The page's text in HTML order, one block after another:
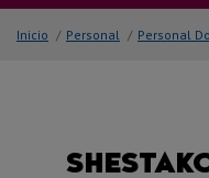
Inicio / Personal / Personal